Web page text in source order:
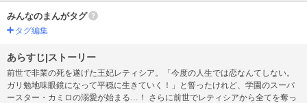
みんなのまんがタグ
タグ編集
あらすじ|ストーリー
前世で非業の死を遂げた王妃レティシア。「今度の人生では恋なんてしない。
ガリ勉地味眼鏡になって平穏に生きていく！」と誓ったけれど、学園のスーパ
ースター・カミロの溺愛が始まる…！ さらに前世でレティシアから全てを奪っ